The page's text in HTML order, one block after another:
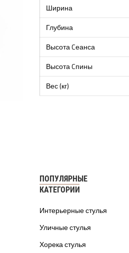
Ширина
Глубина
Высота Cеанса
Высота Cпины
Вес (кг)
ПОПУЛЯРНЫЕ
КАТЕГОРИИ
Интерьерные стулья
Уличные стулья
Хорека стулья